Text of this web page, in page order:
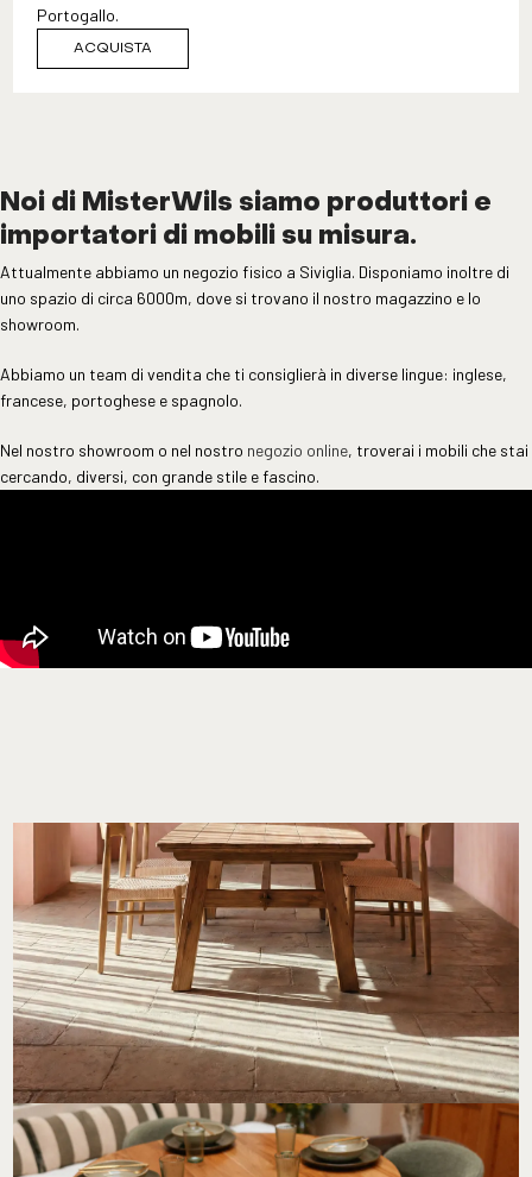
Portogallo.
ACQUISTA
Noi di MisterWils siamo produttori e
importatori di mobili su misura.
Attualmente abbiamo un negozio fisico a Siviglia. Disponiamo inoltre di
uno spazio di circa 6000m, dove si trovano il nostro magazzino e lo
showroom.
Abbiamo un team di vendita che ti consiglierà in diverse lingue: inglese,
francese, portoghese e spagnolo.
Nel nostro showroom o nel nostro negozio online, troverai i mobili che stai
cercando, diversi, con grande stile e fascino.